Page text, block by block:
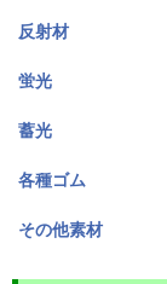
反射材
蛍光
蓄光
各種ゴム
その他素材